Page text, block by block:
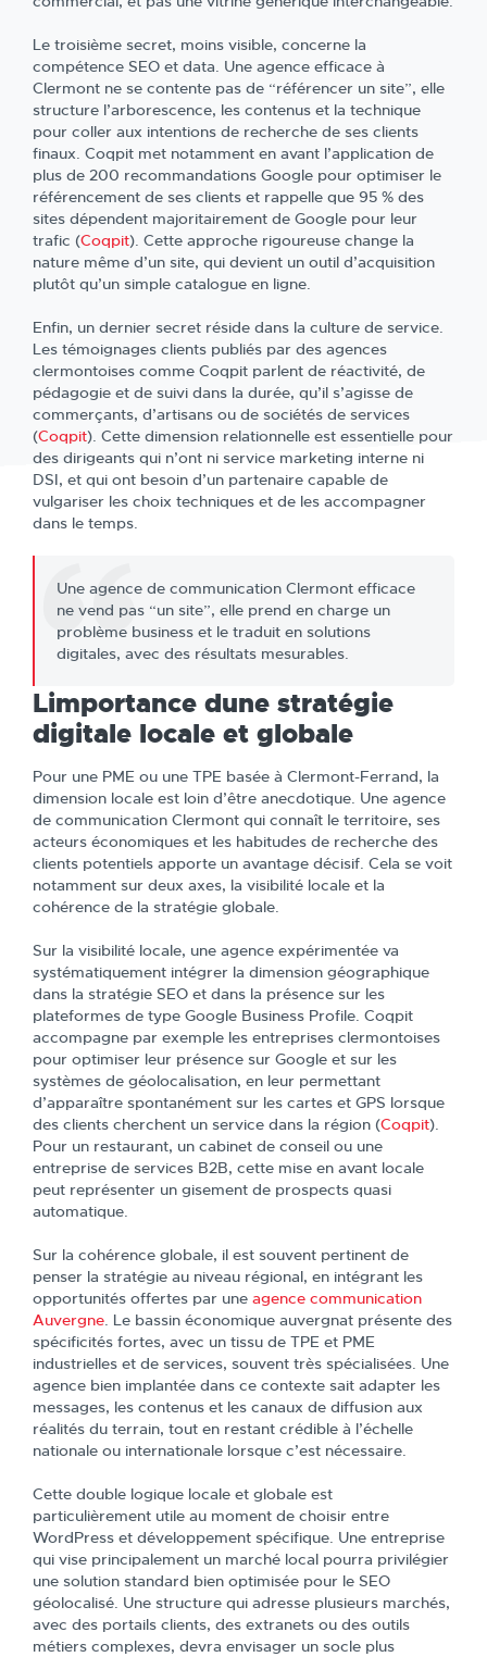
Le troisième secret, moins visible, concerne la
compétence SEO et data. Une agence efficace à
Clermont ne se contente pas de “référencer un site”, elle
structure l’arborescence, les contenus et la technique
pour coller aux intentions de recherche de ses clients
finaux. Coqpit met notamment en avant l’application de
plus de 200 recommandations Google pour optimiser le
référencement de ses clients et rappelle que 95 % des
sites dépendent majoritairement de Google pour leur
trafic (Coqpit). Cette approche rigoureuse change la
nature même d’un site, qui devient un outil d’acquisition
plutôt qu’un simple catalogue en ligne.
Enfin, un dernier secret réside dans la culture de service.
Les témoignages clients publiés par des agences
clermontoises comme Coqpit parlent de réactivité, de
pédagogie et de suivi dans la durée, qu’il s’agisse de
commerçants, d’artisans ou de sociétés de services
(Coqpit). Cette dimension relationnelle est essentielle pour
des dirigeants qui n’ont ni service marketing interne ni
DSI, et qui ont besoin d’un partenaire capable de
vulgariser les choix techniques et de les accompagner
dans le temps.
Une agence de communication Clermont efficace
ne vend pas “un site”, elle prend en charge un
problème business et le traduit en solutions
digitales, avec des résultats mesurables.
Limportance dune stratégie
digitale locale et globale
Pour une PME ou une TPE basée à Clermont-Ferrand, la
dimension locale est loin d’être anecdotique. Une agence
de communication Clermont qui connaît le territoire, ses
acteurs économiques et les habitudes de recherche des
clients potentiels apporte un avantage décisif. Cela se voit
notamment sur deux axes, la visibilité locale et la
cohérence de la stratégie globale.
Sur la visibilité locale, une agence expérimentée va
systématiquement intégrer la dimension géographique
dans la stratégie SEO et dans la présence sur les
plateformes de type Google Business Profile. Coqpit
accompagne par exemple les entreprises clermontoises
pour optimiser leur présence sur Google et sur les
systèmes de géolocalisation, en leur permettant
d’apparaître spontanément sur les cartes et GPS lorsque
des clients cherchent un service dans la région (Coqpit).
Pour un restaurant, un cabinet de conseil ou une
entreprise de services B2B, cette mise en avant locale
peut représenter un gisement de prospects quasi
automatique.
Sur la cohérence globale, il est souvent pertinent de
penser la stratégie au niveau régional, en intégrant les
opportunités offertes par une agence communication
Auvergne. Le bassin économique auvergnat présente des
spécificités fortes, avec un tissu de TPE et PME
industrielles et de services, souvent très spécialisées. Une
agence bien implantée dans ce contexte sait adapter les
messages, les contenus et les canaux de diffusion aux
réalités du terrain, tout en restant crédible à l’échelle
nationale ou internationale lorsque c’est nécessaire.
Cette double logique locale et globale est
particulièrement utile au moment de choisir entre
WordPress et développement spécifique. Une entreprise
qui vise principalement un marché local pourra privilégier
une solution standard bien optimisée pour le SEO
géolocalisé. Une structure qui adresse plusieurs marchés,
avec des portails clients, des extranets ou des outils
métiers complexes, devra envisager un socle plus